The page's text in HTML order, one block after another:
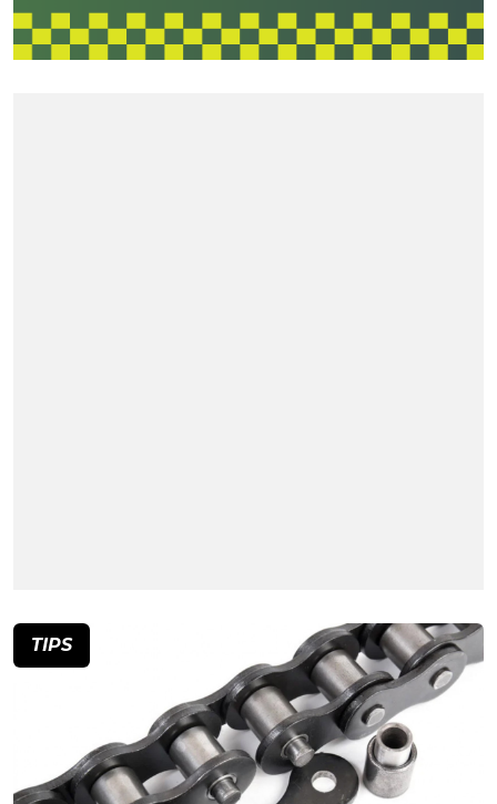
TIPS